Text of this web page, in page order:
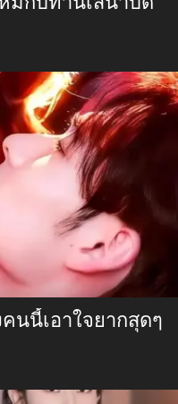
นนี้เอาใจยากสุดๆ